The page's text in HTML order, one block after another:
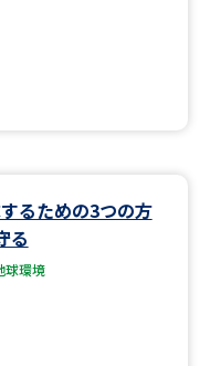
るための3つの方
る
球環境